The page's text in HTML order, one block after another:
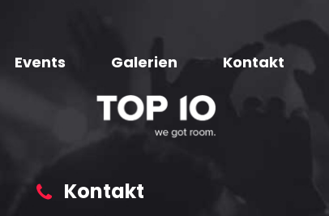
Events Galerien Kontakt
Kontakt